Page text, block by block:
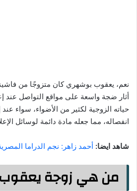
نعم، يعقوب بوشهري كان متزوجًا من
أثار ضجة واسعة على مواقع التواصل عند
حياته الزوجية لكثير من الأضواء، سواء عند
انفصاله، مما جعله مادة دائمة لوسائل
شاهد ايضا: أحمد زاهر: نجم الدراما
من هي زوجة